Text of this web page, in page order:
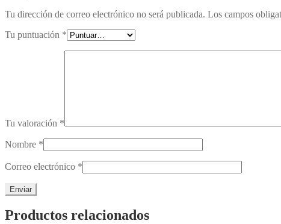
Tu dirección de correo electrónico no será publicada. Los campos
Tu puntuación *
Tu valoración *
Nombre *
Correo electrónico *
Productos relacionados